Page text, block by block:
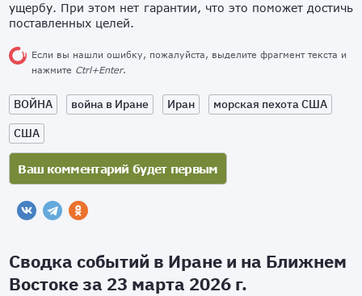
ущербу. При этом нет гарантии, что это поможет достичь
поставленных целей.
Если вы нашли ошибку, пожалуйста, выделите фрагмент текста и
нажмите Ctrl+Enter.
ВОЙНА война в Иране Иран
морская пехота США
США
Сводка событий в Иране и на Ближнем
Востоке за 23 марта 2026 г.